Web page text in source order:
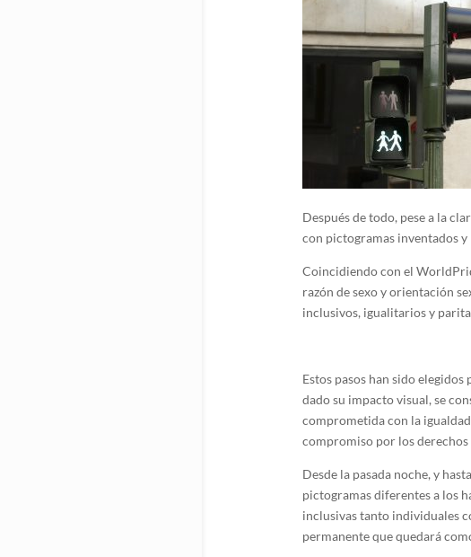
Después de todo, pese a la
con pictogramas inventados y
Coincidiendo con el
razón de sexo y orientación
inclusivos, igualitarios y
Estos pasos han sido
dado su impacto visual, se
comprometida con la
compromiso por los
Desde la pasada noche, y
pictogramas diferentes a los
inclusivas tanto individuales
permanente que quedará